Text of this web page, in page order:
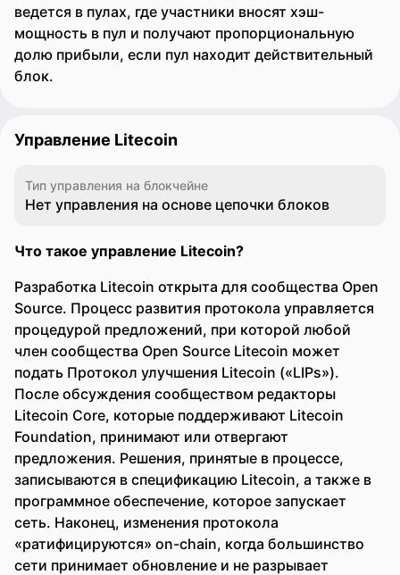
ведется в пулах, где участники вносят хэш-
мощность в пул и получают пропорциональную
долю прибыли, если пул находит действительный
блок.
Управление Litecoin
Тип управления на блокчейне
Нет управления на основе цепочки блоков
Что такое управление Litecoin?
Разработка Litecoin открыта для сообщества Open
Source. Процесс развития протокола управляется
процедурой предложений, при которой любой
член сообщества Open Source Litecoin может
подать Протокол улучшения Litecoin («LIPs»).
После обсуждения сообществом редакторы
Litecoin Core, которые поддерживают Litecoin
Foundation, принимают или отвергают
предложения. Решения, принятые в процессе,
записываются в спецификацию Litecoin, а также в
программное обеспечение, которое запускает
сеть. Наконец, изменения протокола
«ратифицируются» on-chain, когда большинство
сети принимает обновление и не разрывает